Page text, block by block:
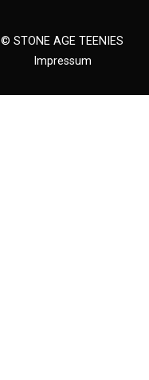
© STONE AGE TEENIES
Impressum